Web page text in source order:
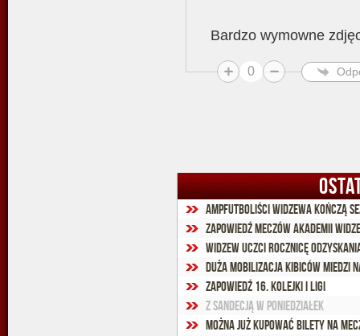
Bardzo wymowne
0
Ampfutboliści Widzewa kończą
Zapowiedź meczów Akademii
Widzew uczci rocznicę
Duża mobilizacja kibiców Miedzi
Zapowiedź 16. kolejki I ligi
Z Sandecją w poniedziałek
Można już kupować bilety na